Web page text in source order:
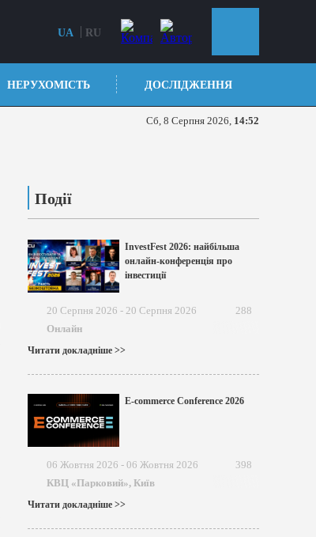
UA RU
НЕРУХОМІСТЬ ДОСЛІДЖЕННЯ
Сб, 8 Серпня 2026, 14:52
Події
InvestFest 2026: найбільша
онлайн-конференція про
інвестиції
20 Серпня 2026 - 20 Серпня 2026
288
Онлайн
Читати докладніше >>
E-commerce Conference 2026
06 Жовтня 2026 - 06 Жовтня 2026
398
КВЦ «Парковий», Київ
Читати докладніше >>